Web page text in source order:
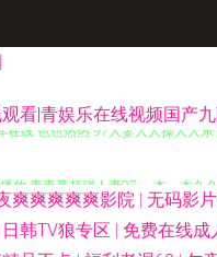
|青娱乐在线视频国产
线 色色热热 97人妻人人操人人
利剧场麻豆影视 91性生活短片
爽爽爽爽爽影院 | 无码影
日韩TV狼专区 | 免费在线成